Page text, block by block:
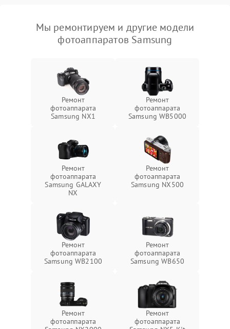
Мы ремонтируем и другие модели
фотоаппаратов Samsung
Ремонт
фотоаппарата
Samsung NX1
Ремонт
фотоаппарата
Samsung WB5000
Ремонт
фотоаппарата
Samsung GALAXY
NX
Ремонт
фотоаппарата
Samsung NX500
Ремонт
фотоаппарата
Samsung WB2100
Ремонт
фотоаппарата
Samsung WB650
Ремонт
фотоаппарата
Ремонт
фотоаппарата